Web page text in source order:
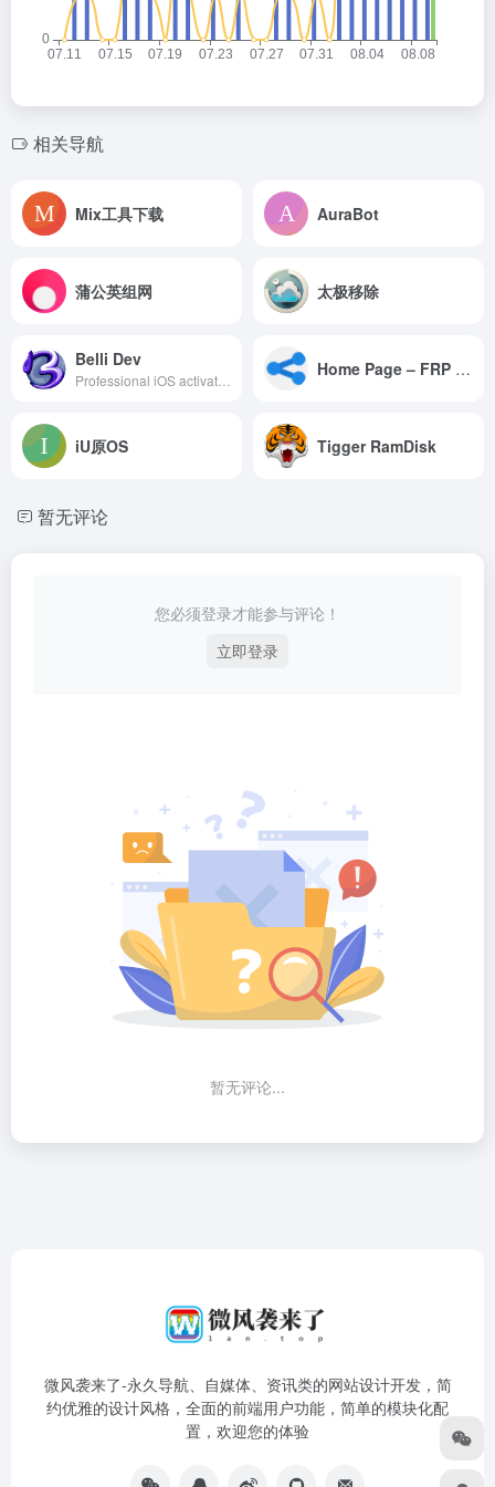
相关导航
Mix工具下载 AuraBot
蒲公英组网 太极移除
Belli Dev Home Page – FRP FILE
iU原OS Tigger RamDisk
暂无评论
您必须登录才能参与评论！
立即登录
暂无评论...
微风袭来了-永久导航、自媒体、资讯类的网站设计开发，简
约优雅的设计风格，全面的前端用户功能，简单的模块化配
置，欢迎您的体验